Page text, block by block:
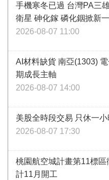
手機寒冬已過 台灣PA三
衛星 砷化鎵 磷化銦掀新
2026-08-07 11:00
AI材料缺貨 南亞(1303)
期成長主軸
2026-08-07 14:00
美股全時段交易 只休一
2026-08-07 17:30
桃園航空城計畫第11標
計11月開工